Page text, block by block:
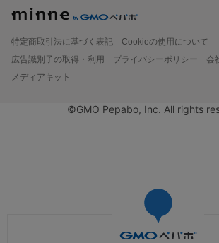
特定商取引法に基づく表記
Cookieの使用について
広告識別子の取得・利用
プライバシーポリシー 会
メディアキット
©GMO Pepabo, Inc. All rights